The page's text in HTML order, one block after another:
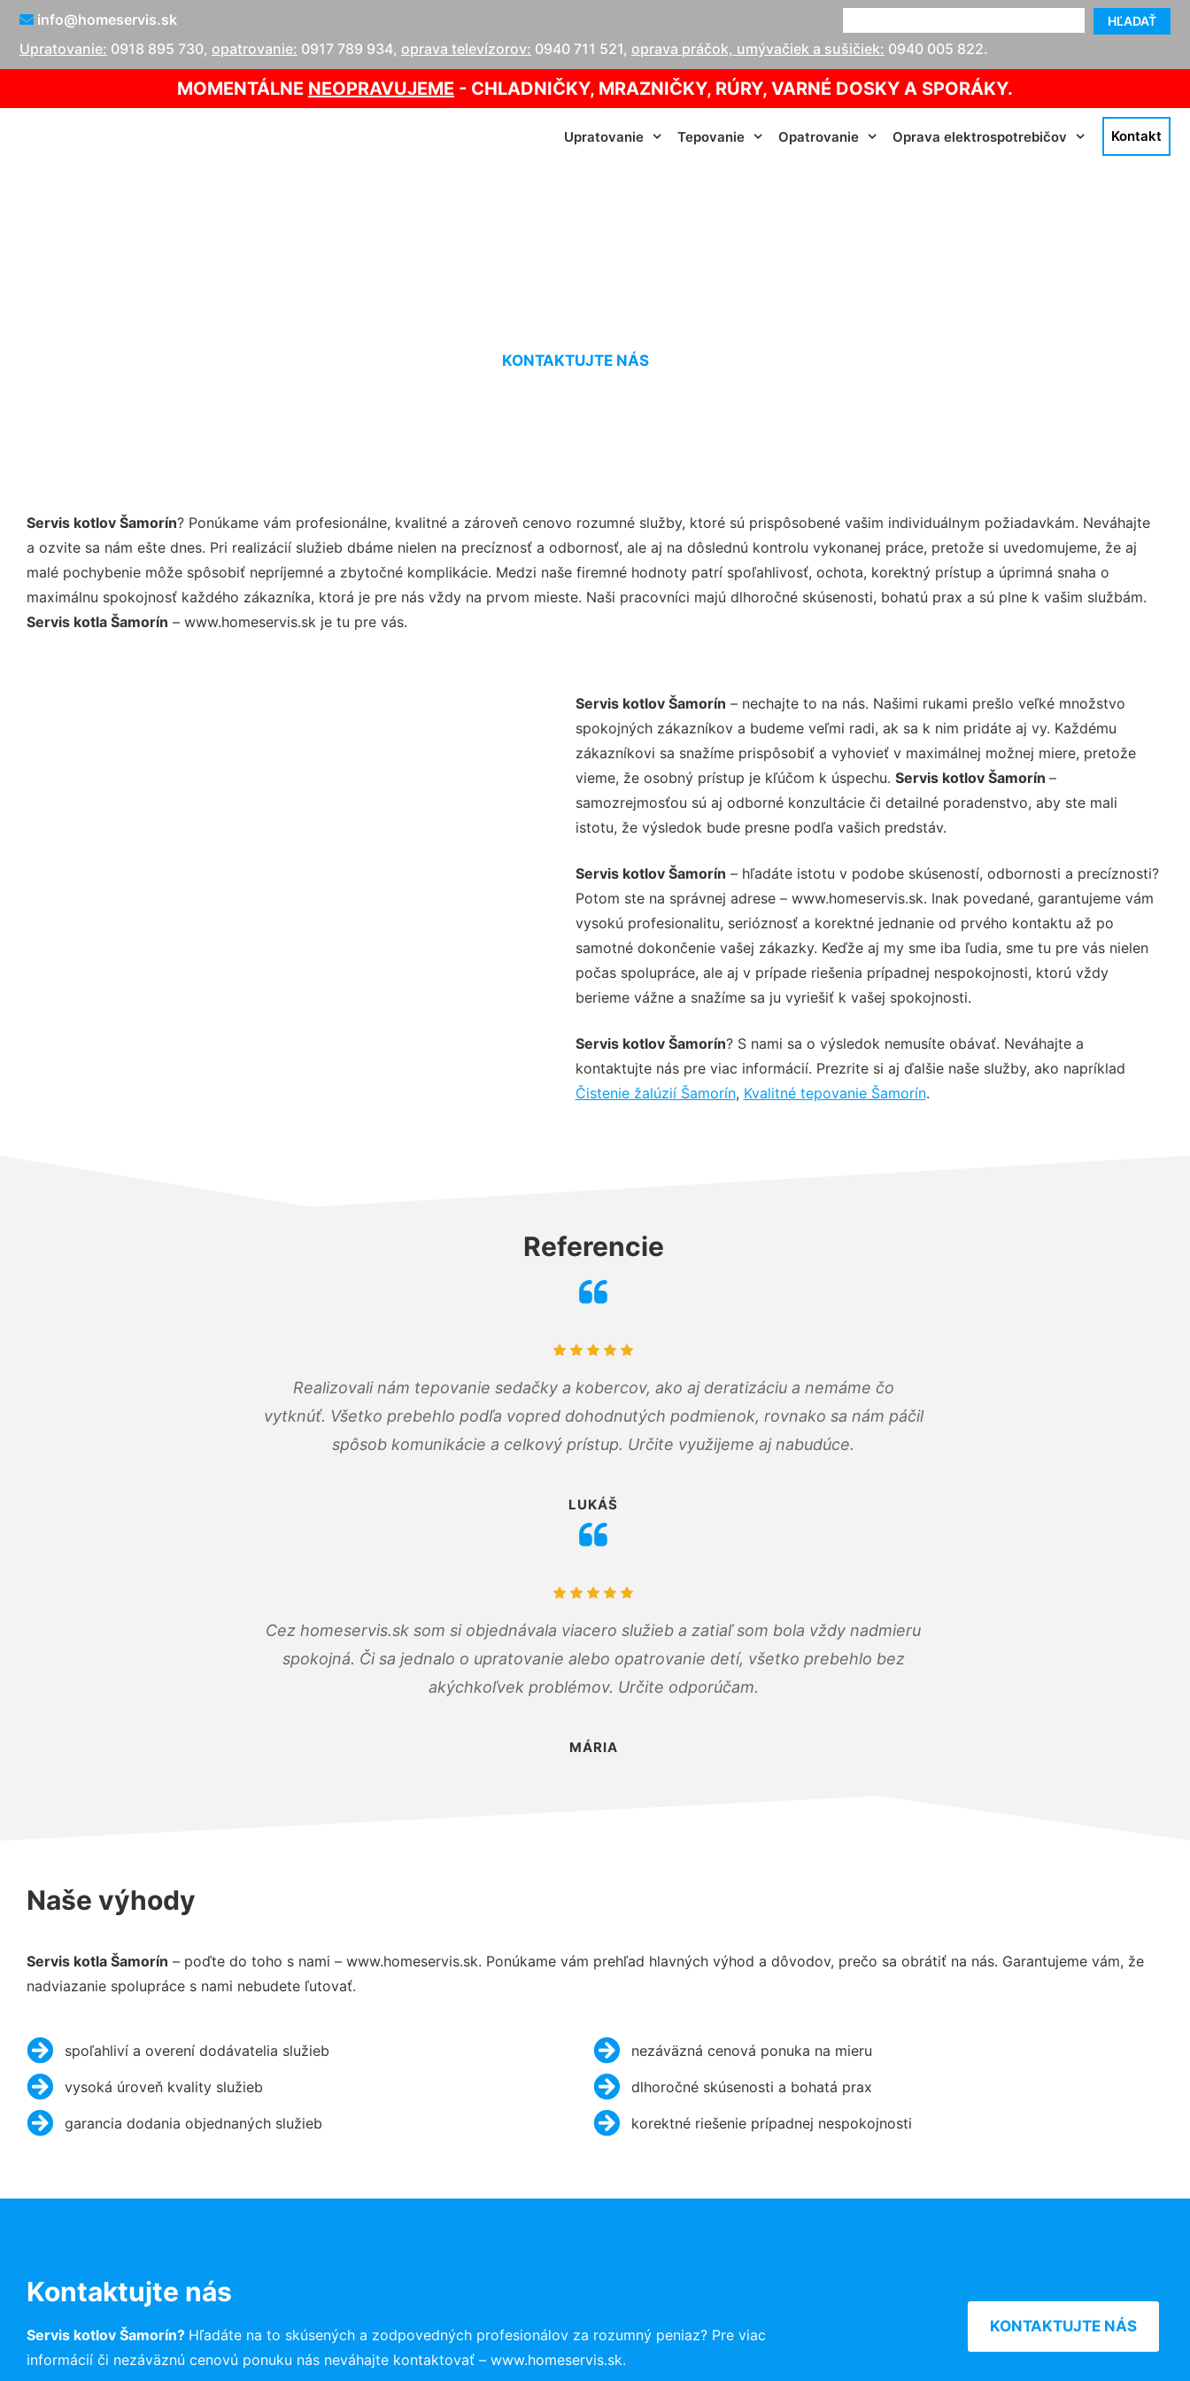
HĽADAŤ
info@homeservis.sk
Upratovanie: 0918 895 730, opatrovanie: 0917 789 934, oprava televízorov: 0940 711 521, oprava práčok, umývačiek a sušičiek: 0940 005 822.
MOMENTÁLNE NEOPRAVUJEME - CHLADNIČKY, MRAZNIČKY, RÚRY, VARNÉ DOSKY A SPORÁKY.
Upratovanie Tepovanie Opatrovanie Oprava elektrospotrebičov Kontakt
KONTAKTUJTE NÁS
Servis kotlov Šamorín? Ponúkame vám profesionálne, kvalitné a zároveň cenovo rozumné služby, ktoré sú prispôsobené vašim individuálnym požiadavkám. Neváhajte
a ozvite sa nám ešte dnes. Pri realizácií služieb dbáme nielen na precíznosť a odbornosť, ale aj na dôslednú kontrolu vykonanej práce, pretože si uvedomujeme, že aj
malé pochybenie môže spôsobiť nepríjemné a zbytočné komplikácie. Medzi naše firemné hodnoty patrí spoľahlivosť, ochota, korektný prístup a úprimná snaha o
maximálnu spokojnosť každého zákazníka, ktorá je pre nás vždy na prvom mieste. Naši pracovníci majú dlhoročné skúsenosti, bohatú prax a sú plne k vašim službám.
Servis kotla Šamorín – www.homeservis.sk je tu pre vás.
Servis kotlov Šamorín – nechajte to na nás. Našimi rukami prešlo veľké množstvo
spokojných zákazníkov a budeme veľmi radi, ak sa k nim pridáte aj vy. Každému
zákazníkovi sa snažíme prispôsobiť a vyhovieť v maximálnej možnej miere, pretože
vieme, že osobný prístup je kľúčom k úspechu. Servis kotlov Šamorín –
samozrejmosťou sú aj odborné konzultácie či detailné poradenstvo, aby ste mali
istotu, že výsledok bude presne podľa vašich predstáv.
Servis kotlov Šamorín – hľadáte istotu v podobe skúseností, odbornosti a precíznosti?
Potom ste na správnej adrese – www.homeservis.sk. Inak povedané, garantujeme vám
vysokú profesionalitu, serióznosť a korektné jednanie od prvého kontaktu až po
samotné dokončenie vašej zákazky. Keďže aj my sme iba ľudia, sme tu pre vás nielen
počas spolupráce, ale aj v prípade riešenia prípadnej nespokojnosti, ktorú vždy
berieme vážne a snažíme sa ju vyriešiť k vašej spokojnosti.
Servis kotlov Šamorín? S nami sa o výsledok nemusíte obávať. Neváhajte a
kontaktujte nás pre viac informácií. Prezrite si aj ďalšie naše služby, ako napríklad
Čistenie žalúzií Šamorín, Kvalitné tepovanie Šamorín.
Referencie
Realizovali nám tepovanie sedačky a kobercov, ako aj deratizáciu a nemáme čo
vytknúť. Všetko prebehlo podľa vopred dohodnutých podmienok, rovnako sa nám páčil
spôsob komunikácie a celkový prístup. Určite využijeme aj nabudúce.
LUKÁŠ
Cez homeservis.sk som si objednávala viacero služieb a zatiaľ som bola vždy nadmieru
spokojná. Či sa jednalo o upratovanie alebo opatrovanie detí, všetko prebehlo bez
akýchkoľvek problémov. Určite odporúčam.
MÁRIA
Naše výhody
Servis kotla Šamorín – poďte do toho s nami – www.homeservis.sk. Ponúkame vám prehľad hlavných výhod a dôvodov, prečo sa obrátiť na nás. Garantujeme vám, že
nadviazanie spolupráce s nami nebudete ľutovať.
spoľahliví a overení dodávatelia služieb
vysoká úroveň kvality služieb
garancia dodania objednaných služieb
nezáväzná cenová ponuka na mieru
dlhoročné skúsenosti a bohatá prax
korektné riešenie prípadnej nespokojnosti
Kontaktujte nás
Servis kotlov Šamorín? Hľadáte na to skúsených a zodpovedných profesionálov za rozumný peniaz? Pre viac
informácií či nezáväznú cenovú ponuku nás neváhajte kontaktovať – www.homeservis.sk.
KONTAKTUJTE NÁS